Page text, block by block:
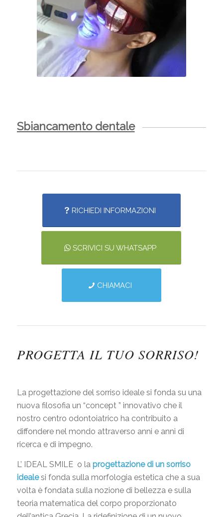
Sbiancamento dentale
RICHIEDI INFORMAZIONI
SCRIVICI SU WHATSAPP
CHIAMACI
PROGETTA IL TUO SORRISO!
La progettazione del sorriso ideale si fonda su una
nuova filosofia un “concept ” innovativo che il
nostro centro odontoiatrico ha contribuito a
diffondere nel mondo attraverso anni e anni di
ricerca e di impegno.
L’ IDEAL SMILE o la progettazione di un sorriso
idealesi fonda sulla morfologia estetica che a sua
volta è fondata sulla nozione di bellezza e sulla
teoria matematica del corpo proporzionato